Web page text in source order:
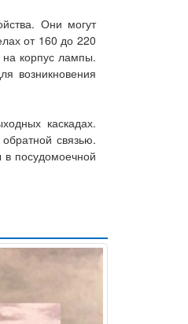
Они могут
от 160 до 220
на корпус лампы.
возникновения
каскадах.
связью.
в посудомоечной